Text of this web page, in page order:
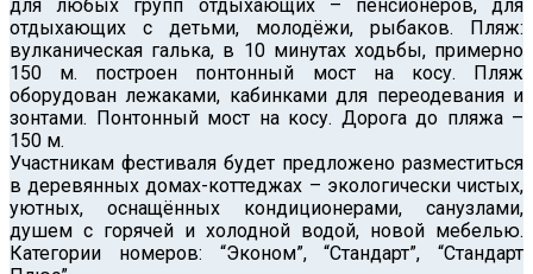
для любых групп отдыхающих – пенсионеров, для
отдыхающих с детьми, молодёжи, рыбаков. Пляж:
вулканическая галька, в 10 минутах ходьбы, примерно
150 м. построен понтонный мост на косу. Пляж
оборудован лежаками, кабинками для переодевания и
зонтами. Понтонный мост на косу. Дорога до пляжа –
150 м.
Участникам фестиваля будет предложено разместиться
в деревянных домах-коттеджах – экологически чистых,
уютных, оснащённых кондиционерами, санузлами,
душем с горячей и холодной водой, новой мебелью.
Категории номеров: “Эконом”, “Стандарт”, “Стандарт